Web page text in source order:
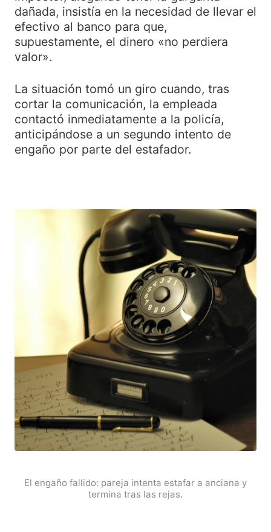
dañada, insistía en la necesidad de llevar el
efectivo al banco para que,
supuestamente, el dinero «no perdiera
valor».
La situación tomó un giro cuando, tras
cortar la comunicación, la empleada
contactó inmediatamente a la policía,
anticipándose a un segundo intento de
engaño por parte del estafador.
El engaño fallido: pareja intenta estafar a anciana y
termina tras las rejas.